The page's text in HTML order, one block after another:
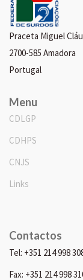
Praceta Miguel
2700-585 Amadora
Portugal
Menu
CDLGP
CDHPS
CNJS
Links
Contactos
Tel: +351 214 998
Fax: +351 214 998